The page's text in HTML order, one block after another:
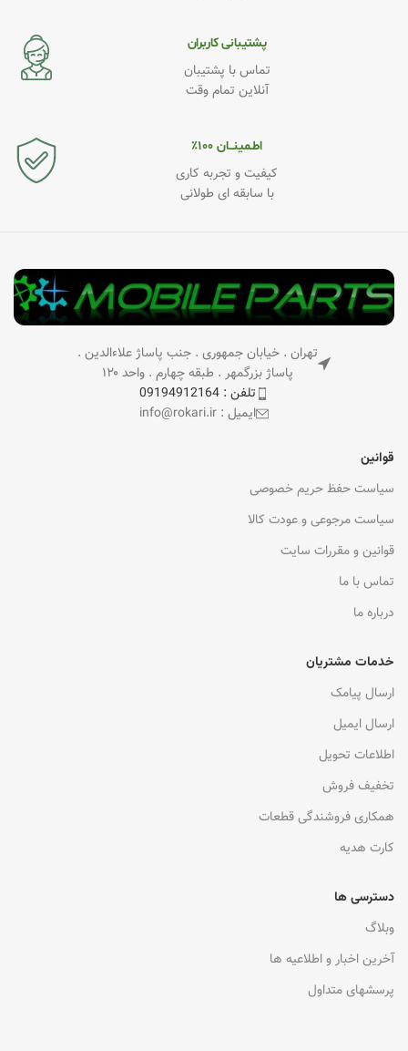
پشتیبانی کاربران
تماس با پشتیبان
آنلاین تمام وقت
اطـمینــان ۱۰۰٪
کیفیت و تجربه کاری
با سابقه ای طولانی
تهران . خیابان جمهوری . جنب پاساژ علاءالدین .
پاساژ بزرگمهر . طبقه چهارم . واحد ۱۲۰
تلفن : 09194912164
ایمیل : info@rokari.ir
قوانین
سیاست حفظ حریم خصوصی
سیاست مرجوعی و عودت کالا
قوانین و مقررات سایت
تماس با ما
درباره ما
خدمات مشتریان
ارسال پیامک
ارسال ایمیل
اطلاعات تحویل
تخفیف فروش
همکاری فروشندگی قطعات
کارت هدیه
دسترسی ها
وبلاگ
آخرین اخبار و اطلاعیه ها
پرسشهای متداول